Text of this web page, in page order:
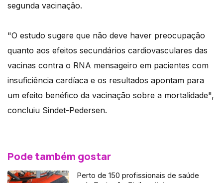
segunda vacinação.
"O estudo sugere que não deve haver preocupação
quanto aos efeitos secundários cardiovasculares das
vacinas contra o RNA mensageiro em pacientes com
insuficiência cardíaca e os resultados apontam para
um efeito benéfico da vacinação sobre a mortalidade",
concluiu Sindet-Pedersen.
Pode também gostar
Perto de 150 profissionais de saúde